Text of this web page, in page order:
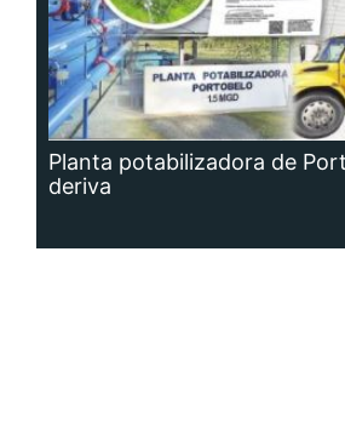
Planta potabilizadora de
deriva